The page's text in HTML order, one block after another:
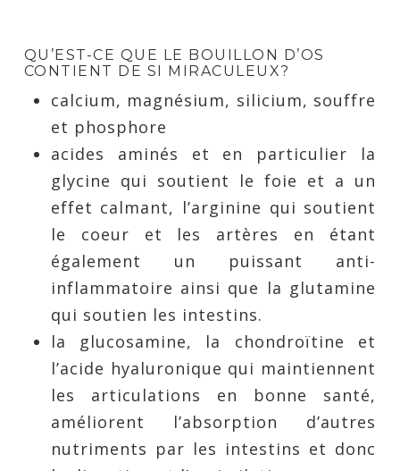
QU’EST-CE QUE LE BOUILLON D’OS
CONTIENT DE SI MIRACULEUX?
calcium, magnésium, silicium, souffre
et phosphore
acides aminés et en particulier la
glycine qui soutient le foie et a un
effet calmant, l’arginine qui soutient
le coeur et les artères en étant
également un puissant anti-
inflammatoire ainsi que la glutamine
qui soutien les intestins.
la glucosamine, la chondroïtine et
l’acide hyaluronique qui maintiennent
les articulations en bonne santé,
améliorent l’absorption d’autres
nutriments par les intestins et donc